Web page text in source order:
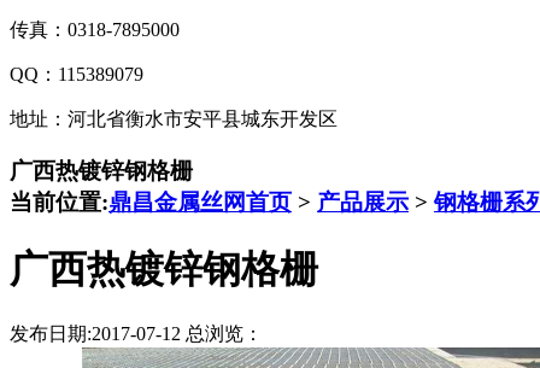
传真：0318-7895000
QQ：115389079
地址：河北省衡水市安平县城东开发区
广西热镀锌钢格栅
当前位置:鼎昌金属丝网首页 > 产品展示 >钢格栅系
广西热镀锌钢格栅
发布日期:2017-07-12 总浏览：